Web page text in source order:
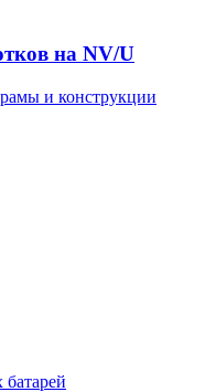
на NV/U
и конструкции